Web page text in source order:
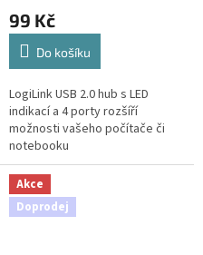
99 Kč
Do košíku
LogiLink USB 2.0 hub s LED
indikací a 4 porty rozšíří
možnosti vašeho počítače či
notebooku
Akce
Doprodej